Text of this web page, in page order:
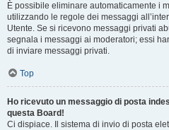
È possibile eliminare automaticamente i
utilizzando le regole dei messaggi
Utente. Se si ricevono messaggi privati
segnala i messaggi ai moderatori; essi
di inviare messaggi privati​​.
Top
Ho ricevuto un messaggio di posta
questa Board!
Ci dispiace. Il sistema di invio di posta